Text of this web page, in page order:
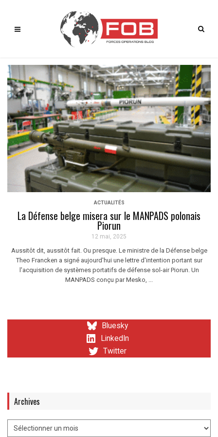
ACTUALITÉS
La Défense belge misera sur le MANPADS polonais
Piorun
12 mai, 2025
Aussitôt dit, aussitôt fait. Ou presque. Le ministre de la Défense belge
Theo Francken a signé aujourd'hui une lettre d'intention portant sur
l'acquisition de systèmes portatifs de défense sol-air Piorun. Un
MANPADS conçu par Mesko, ...
Bluesky
LinkedIn
Twitter
Archives